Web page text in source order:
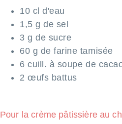
10 cl d'eau
1,5 g de sel
3 g de sucre
60 g de farine tamisée
6 cuill. à soupe de
2 œufs battus
Pour la crème pâtissière au